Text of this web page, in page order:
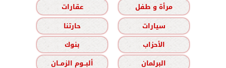
مرأة و طفل
عقارات
سيارات
حارتنا
الأحزاب
بنوك
البرلمان
ألبــوم الزمــان